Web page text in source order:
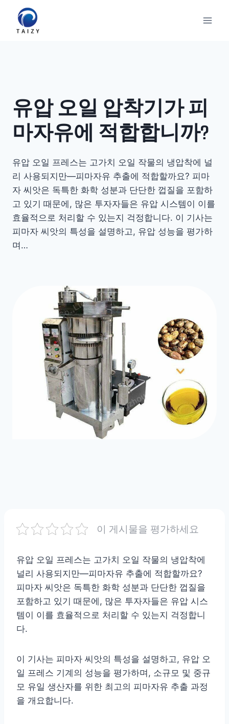
content
유압 오일 압착기가 피
마자유에 적합합니까?
유압 오일 프레스는 고가치 오일 작물의 냉압착에 널
리 사용되지만—피마자유 추출에 적합할까요? 피마
자 씨앗은 독특한 화학 성분과 단단한 껍질을 포함하
고 있기 때문에, 많은 투자자들은 유압 시스템이 이를
효율적으로 처리할 수 있는지 걱정합니다. 이 기사는
피마자 씨앗의 특성을 설명하고, 유압 성능을 평가하
며…
이 게시물을 평가하세요
유압 오일 프레스는 고가치 오일 작물의 냉압착에
널리 사용되지만—피마자유 추출에 적합할까요?
피마자 씨앗은 독특한 화학 성분과 단단한 껍질을
포함하고 있기 때문에, 많은 투자자들은 유압 시스
템이 이를 효율적으로 처리할 수 있는지 걱정합니
다.
이 기사는 피마자 씨앗의 특성을 설명하고, 유압 오
일 프레스 기계의 성능을 평가하며, 소규모 및 중규
모 유일 생산자를 위한 최고의 피마자유 추출 과정
을 개요합니다.